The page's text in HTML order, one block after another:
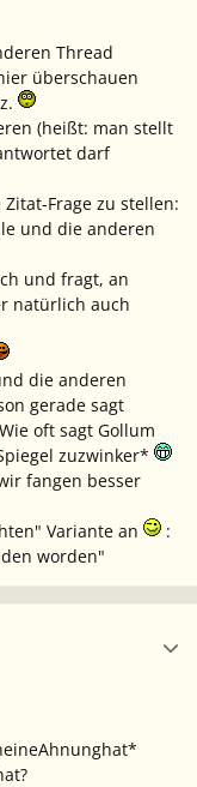
Thread
überschauen
(heißt: man stellt
darf
Frage zu stellen:
und die anderen
und fragt, an
natürlich auch
die anderen
gerade sagt
oft sagt Gollum
zuzwinker*
fangen besser
Variante an
:
worden"